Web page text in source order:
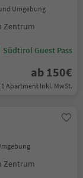
Umgebung
Zentrum
Südtirol Guest Pass
ab 150€
1 Apartment Inkl. MwSt.
Zentrum